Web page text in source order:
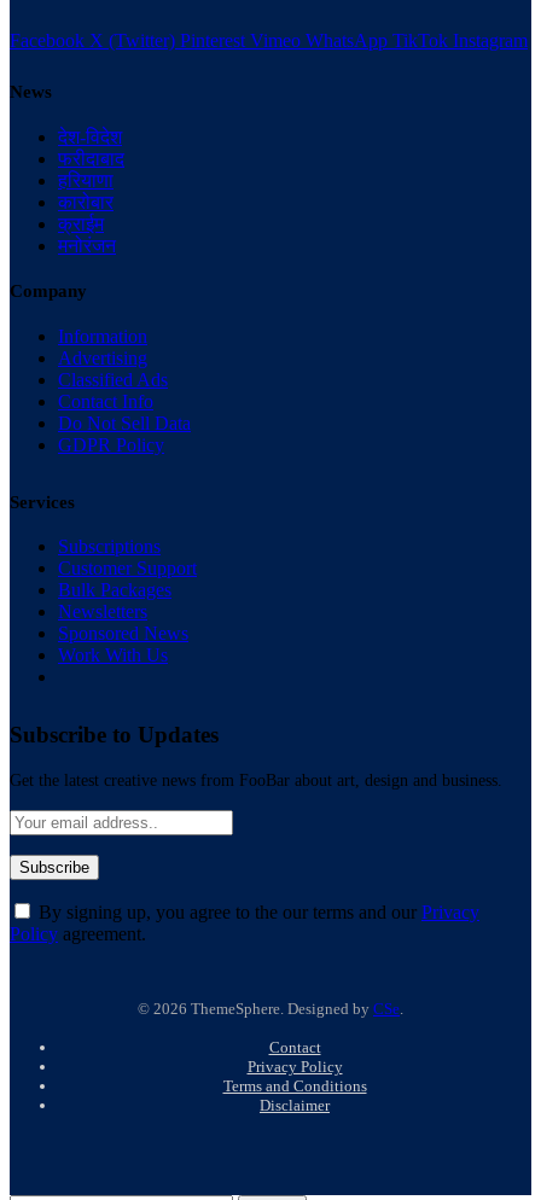
Facebook X (Twitter) Pinterest Vimeo WhatsApp TikTok Instagram
News
देश-विदेश
फरीदाबाद
हरियाणा
कारोबार
क्राईम
मनोरंजन
Company
Information
Advertising
Classified Ads
Contact Info
Do Not Sell Data
GDPR Policy
Services
Subscriptions
Customer Support
Bulk Packages
Newsletters
Sponsored News
Work With Us
Subscribe to Updates
Get the latest creative news from FooBar about art, design and business.
By signing up, you agree to the our terms and our Privacy
Policy agreement.
© 2026 ThemeSphere. Designed by CSe.
Contact
Privacy Policy
Terms and Conditions
Disclaimer